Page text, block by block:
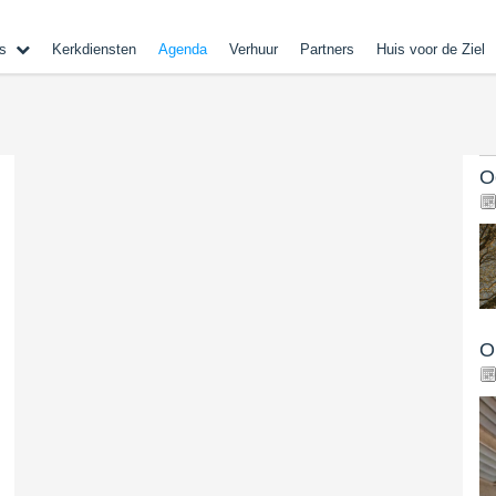
Kerkdiensten Agenda Verhuur Partners Huis voor de Ziel